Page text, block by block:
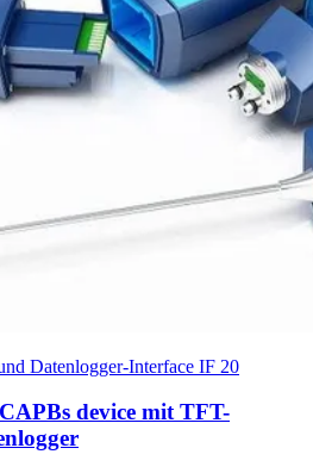
Datenlogger-Interface IF 20
device mit TFT-